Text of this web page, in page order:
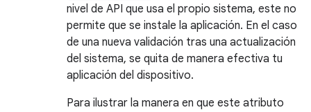
nivel de API que usa el propio sistema, este no
permite que se instale la aplicación. En el caso
de una nueva validación tras una actualización
del sistema, se quita de manera efectiva tu
aplicación del dispositivo.
Para ilustrar la manera en que este atributo